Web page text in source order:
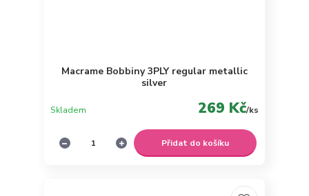
Macrame Bobbiny 3PLY regular metallic
silver
269 Kč/ks
Skladem
Přidat do košíku